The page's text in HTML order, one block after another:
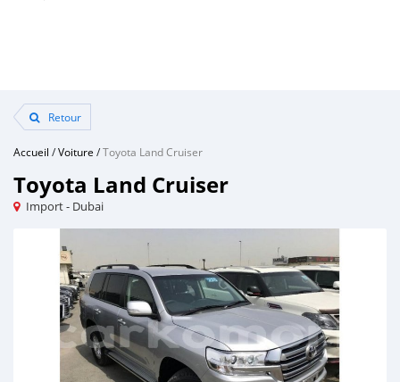
Retour
Accueil /Voiture /Toyota Land Cruiser
Toyota Land Cruiser
Import - Dubai